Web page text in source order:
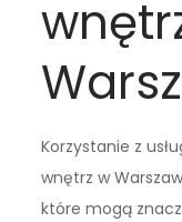
Korzystanie z
wnętrz w
które mogą